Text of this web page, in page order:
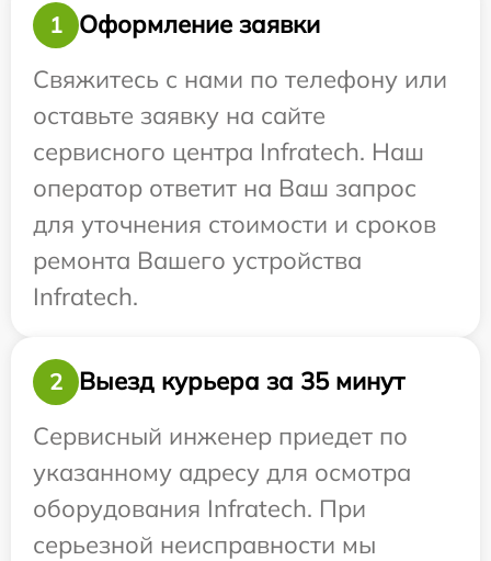
1
Оформление заявки
Свяжитесь с нами по телефону или
оставьте заявку на сайте
сервисного центра Infratech. Наш
оператор ответит на Ваш запрос
для уточнения стоимости и сроков
ремонта Вашего устройства
Infratech.
2
Выезд курьера за 35 минут
Сервисный инженер приедет по
указанному адресу для осмотра
оборудования Infratech. При
серьезной неисправности мы